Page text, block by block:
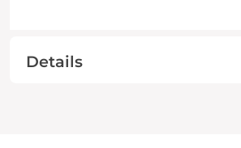
Details